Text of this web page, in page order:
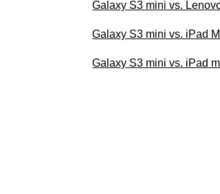
Galaxy S3 mini vs.
Galaxy S3 mini vs. iPad
Galaxy S3 mini vs. iPad